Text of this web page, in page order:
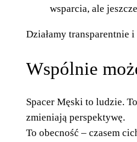
wsparcia, ale
Działamy transparentnie
Wspólnie
Spacer Męski to ludzie.
zmieniają perspektywę.
To obecność – czasem